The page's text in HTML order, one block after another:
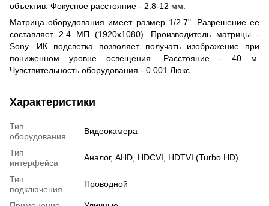
объектив. Фокусное расстояние - 2.8-12 мм.
Матрица оборудования имеет размер 1/2.7". Разрешение ее
составляет 2.4 МП (1920х1080). Производитель матрицы -
Sony. ИК подсветка позволяет получать изображение при
пониженном уровне освещения. Расстояние - 40 м.
Чувствительность оборудования - 0.001 Люкс.
Характеристики
Тип
оборудования
Видеокамера
Тип
интерфейса
Аналог, AHD, HDCVI, HDTVI (Turbo HD)
Тип
подключения
Проводной